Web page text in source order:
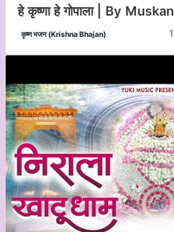
हे कृष्णा हे गोपाला | By
कृष्ण भजन (Krishna Bhajan)